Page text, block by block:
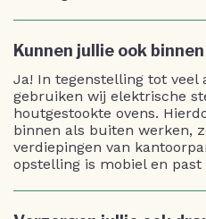
Kunnen jullie ook
Ja! In tegenstelling tot veel
gebruiken wij elektrische
houtgestookte ovens.
binnen als buiten werken,
verdiepingen van
opstelling is mobiel en